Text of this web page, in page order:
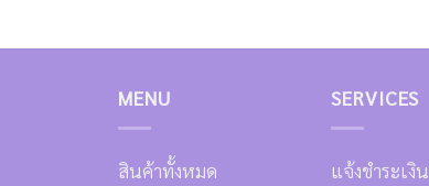
MENU
สินค้าทั้งหมด
SERVICES
แจ้งชำระเงิน